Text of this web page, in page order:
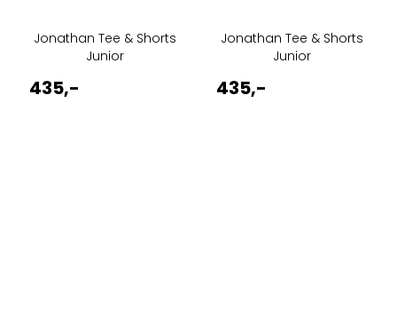
Jonathan Tee & Shorts
Junior
435,-
Jonathan Tee & Shorts
Junior
435,-